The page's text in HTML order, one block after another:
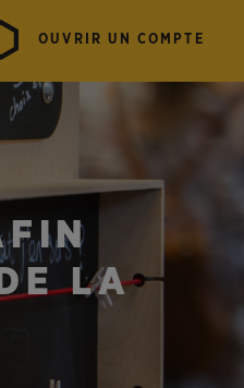
OUVRIR UN COMPTE
LA